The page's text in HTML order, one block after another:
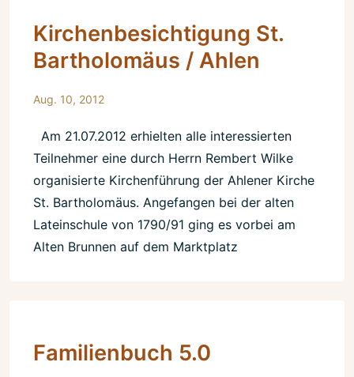
Kirchenbesichtigung St.
Bartholomäus / Ahlen
Aug. 10, 2012
Am 21.07.2012 erhielten alle interessierten
Teilnehmer eine durch Herrn Rembert Wilke
organisierte Kirchenführung der Ahlener Kirche
St. Bartholomäus. Angefangen bei der alten
Lateinschule von 1790/91 ging es vorbei am
Alten Brunnen auf dem Marktplatz
Familienbuch 5.0